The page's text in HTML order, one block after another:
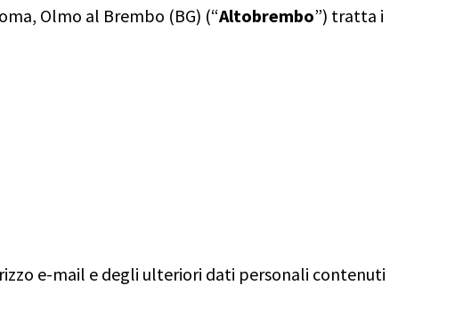
Olmo al Brembo (BG) (“Altobrembo”) tratta i
e-mail e degli ulteriori dati personali contenuti